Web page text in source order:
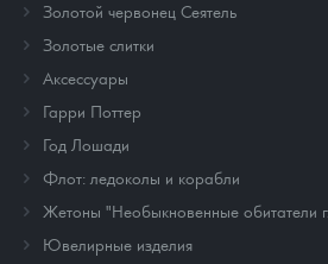
Золотой червонец Сеятель
Золотые слитки
Аксессуары
Гарри Поттер
Год Лошади
Флот: ледоколы и корабли
Жетоны "Необыкновенные обитатели
Ювелирные изделия